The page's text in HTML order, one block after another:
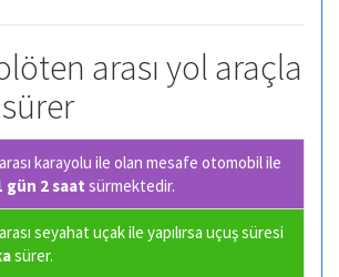
arası yol araçla
karayolu ile olan mesafe otomobil ile
gün 2 saat sürmektedir.
seyahat uçak ile yapılırsa uçuş süresi
sürer.